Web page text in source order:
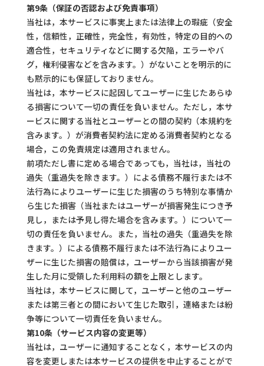
第9条（保証の否認および免責事項）
当社は，本サービスに事実上または法律上の瑕疵（安全
性，信頼性，正確性，完全性，有効性，特定の目的への
適合性，セキュリティなどに関する欠陥，エラーやバ
グ，権利侵害などを含みます。）がないことを明示的に
も黙示的にも保証しておりません。
当社は，本サービスに起因してユーザーに生じたあらゆ
る損害について一切の責任を負いません。ただし，本サ
ービスに関する当社とユーザーとの間の契約（本規約を
含みます。）が消費者契約法に定める消費者契約となる
場合，この免責規定は適用されません。
前項ただし書に定める場合であっても，当社は，当社の
過失（重過失を除きます。）による債務不履行または不
法行為によりユーザーに生じた損害のうち特別な事情か
ら生じた損害（当社またはユーザーが損害発生につき予
見し，または予見し得た場合を含みます。）について一
切の責任を負いません。また，当社の過失（重過失を除
きます。）による債務不履行または不法行為によりユー
ザーに生じた損害の賠償は，ユーザーから当該損害が発
生した月に受領した利用料の額を上限とします。
当社は，本サービスに関して，ユーザーと他のユーザー
または第三者との間において生じた取引，連絡または紛
争等について一切責任を負いません。
第10条（サービス内容の変更等）
当社は，ユーザーに通知することなく，本サービスの内
容を変更しまたは本サービスの提供を中止することがで